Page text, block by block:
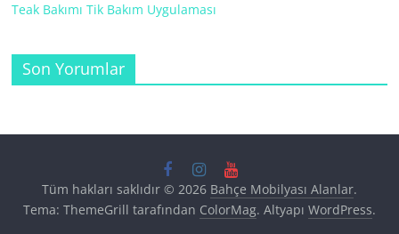
Teak Bakımı Tik Bakım Uygulaması
Son Yorumlar
Tüm hakları saklıdır © 2026 Bahçe Mobilyası Alanlar.
Tema: ThemeGrill tarafından ColorMag. Altyapı WordPress.